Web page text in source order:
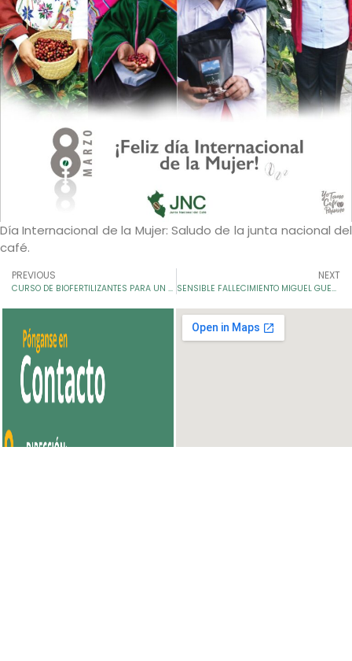
Día Internacional de la Mujer: Saludo de la junta nacional del
café.
PREVIOUS
CURSO DE BIOFERTILIZANTES PARA UN MEJOR CAFÉ
NEXT
SENSIBLE FALLECIMIENTO MIGUEL GUEVARA